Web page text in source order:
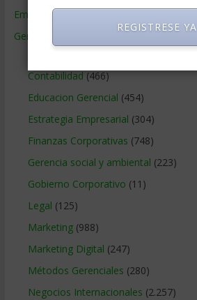
Empresas de Gerencia
Gerencia
Contabilidad (466)
Educacion Gerencial (454)
Estrategia Empresarial (304)
Finanzas Corporativas (748)
Gerencia social y ambiental (223)
Gobierno Corporativo (11)
Legal (125)
Marketing(988)
Marketing Digital (247)
Métodos Gerenciales (280)
Negocios Internacionales (2.257)
REGISTRESE YA